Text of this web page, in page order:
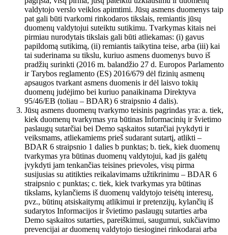
valdytojo verslo veiklos apimtimi. Jūsų asmens duomenys taip
pat gali būti tvarkomi rinkodaros tikslais, remiantis jūsų
duomenų valdytojui suteiktu sutikimu. Tvarkymas kitais nei
pirmiau nurodytais tikslais gali būti atliekamas: (i) gavus
papildomą sutikimą, (ii) remiantis taikytina teise, arba (iii) kai
tai suderinama su tikslu, kuriuo asmens duomenys buvo iš
pradžių surinkti (2016 m. balandžio 27 d. Europos Parlamento
ir Tarybos reglamento (ES) 2016/679 dėl fizinių asmenų
apsaugos tvarkant asmens duomenis ir dėl laisvo tokių
duomenų judėjimo bei kuriuo panaikinama Direktyva
95/46/EB (toliau – BDAR) 6 straipsnio 4 dalis).
Jūsų asmens duomenų tvarkymo teisinis pagrindas yra: a. tiek,
kiek duomenų tvarkymas yra būtinas Informacinių ir švietimo
paslaugų sutarčiai bei Demo sąskaitos sutarčiai įvykdyti ir
veiksmams, atliekamiems prieš sudarant sutartį, atlikti –
BDAR 6 straipsnio 1 dalies b punktas; b. tiek, kiek duomenų
tvarkymas yra būtinas duomenų valdytojui, kad jis galėtų
įvykdyti jam tenkančias teisines prievoles, visų pirma
susijusias su atitikties reikalavimams užtikrinimu – BDAR 6
straipsnio c punktas; c. tiek, kiek tvarkymas yra būtinas
tikslams, kylančiems iš duomenų valdytojo teisėtų interesų,
pvz., būtinų atsiskaitymų atlikimui ir pretenzijų, kylančių iš
sudarytos Informacijos ir švietimo paslaugų sutarties arba
Demo sąskaitos sutarties, pareiškimui, saugumui, sukčiavimo
prevencijai ar duomenų valdytojo tiesioginei rinkodarai arba